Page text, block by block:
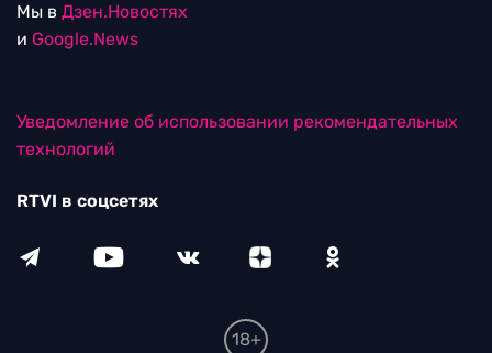
Мы в Дзен.Новостях
и Google.News
Уведомление об использовании рекомендательных
технологий
RTVI в соцсетях
18+